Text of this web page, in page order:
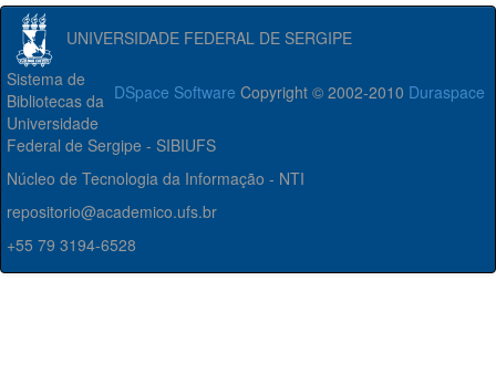
UNIVERSIDADE FEDERAL DE SERGIPE
DSpace Software Copyright © 2002-2010 Duraspace
Sistema de
Bibliotecas da
Universidade
Federal de Sergipe - SIBIUFS
Núcleo de Tecnologia da Informação - NTI
repositorio@academico.ufs.br
+55 79 3194-6528